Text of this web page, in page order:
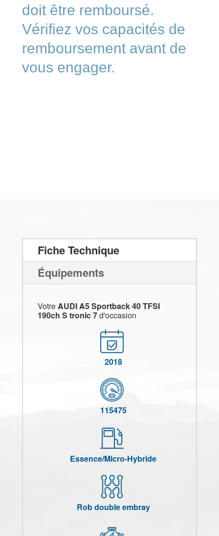
doit être remboursé.
Vérifiez vos capacités de
remboursement avant de
vous engager.
Fiche Technique
Équipements
VotreAUDI A5 Sportback 40 TFSI
190ch S tronic 7d'occasion
2018
115475
Essence/Micro-Hybride
Rob double embray